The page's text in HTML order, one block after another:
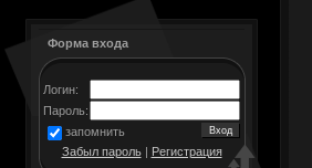
Форма входа
Логин:
Пароль:
запомнить
Забыл пароль| Регистрация